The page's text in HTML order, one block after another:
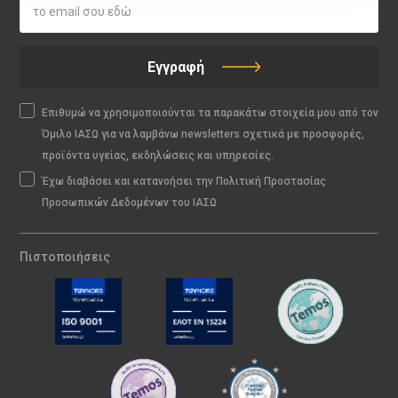
Εγγραφή
Επιθυμώ να χρησιμοποιούνται τα παρακάτω στοιχεία μου από τον
Όμιλο ΙΑΣΩ για να λαμβάνω newsletters σχετικά με προσφορές,
προϊόντα υγείας, εκδηλώσεις και υπηρεσίες.
Έχω διαβάσει και κατανοήσει την Πολιτική Προστασίας
Προσωπικών Δεδομένων του ΙΑΣΩ
Πιστοποιήσεις